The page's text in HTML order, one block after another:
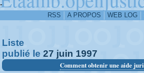
-
RSS A PROPOS WEB LOG
Liste
publié le 27 juin 1997
Comment obtenir une aide